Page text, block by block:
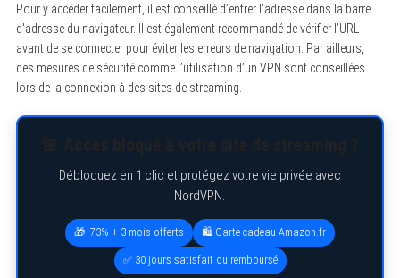
Pour y accéder facilement, il est conseillé d’entrer l’adresse dans la barre
d’adresse du navigateur. Il est également recommandé de vérifier l’URL
avant de se connecter pour éviter les erreurs de navigation. Par ailleurs,
des mesures de sécurité comme l’utilisation d’un VPN sont conseillées
lors de la connexion à des sites de streaming.
Débloquez en 1 clic et protégez votre vie privée avec
NordVPN.
🎁 -73% + 3 mois offerts 🛍️ Carte cadeau Amazon.fr
✅ 30 jours satisfait ou remboursé